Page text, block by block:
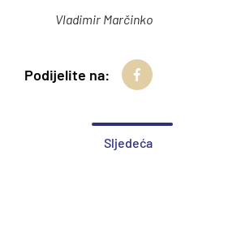
Vladimir Marčinko
Podijelite na:
Sljedeća